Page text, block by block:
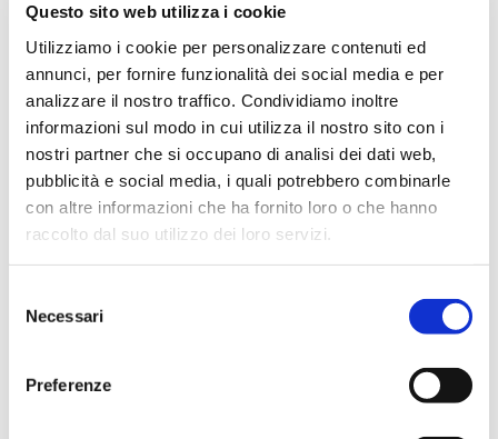
Questo sito web utilizza i cookie
Utilizziamo i cookie per personalizzare contenuti ed
annunci, per fornire funzionalità dei social media e per
analizzare il nostro traffico. Condividiamo inoltre
informazioni sul modo in cui utilizza il nostro sito con i
nostri partner che si occupano di analisi dei dati web,
pubblicità e social media, i quali potrebbero combinarle
con altre informazioni che ha fornito loro o che hanno
raccolto dal suo utilizzo dei loro servizi.
delNecessari
Preferenze